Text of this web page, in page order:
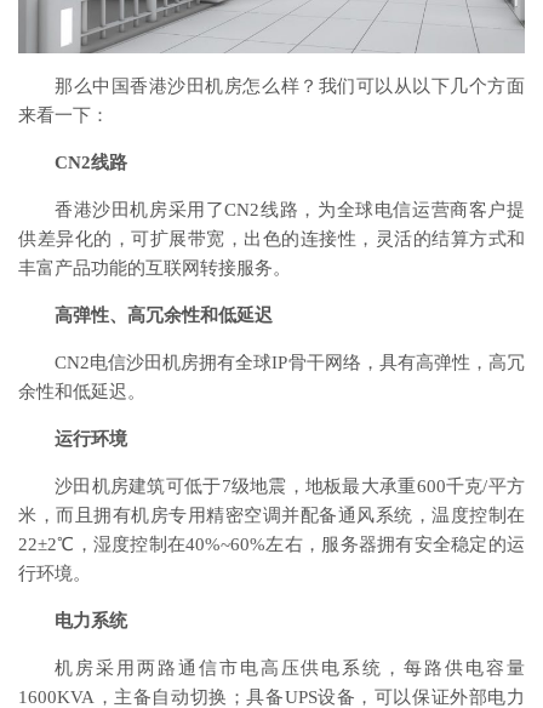
那么中国香港沙田机房怎么样？我们可以从以下几个方面
来看一下：
CN2线路
香港沙田机房采用了CN2线路，为全球电信运营商客户提
供差异化的，可扩展带宽，出色的连接性，灵活的结算方式和
丰富产品功能的互联网转接服务。
高弹性、高冗余性和低延迟
CN2电信沙田机房拥有全球IP骨干网络，具有高弹性，高冗
余性和低延迟。
运行环境
沙田机房建筑可低于7级地震，地板最大承重600千克/平方
米，而且拥有机房专用精密空调并配备通风系统，温度控制在
22±2℃，湿度控制在40%~60%左右，服务器拥有安全稳定的运
行环境。
电力系统
机房采用两路通信市电高压供电系统，每路供电容量
1600KVA，主备自动切换；具备UPS设备，可以保证外部电力